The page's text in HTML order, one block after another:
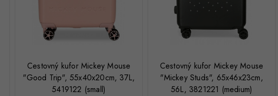
Cestovný kufor Mickey Mouse
"Good Trip", 55x40x20cm, 37L,
5419122 (small)
Cestovný kufor Mickey Mouse
"Mickey Studs", 65x46x23cm,
56L, 3821221 (medium)